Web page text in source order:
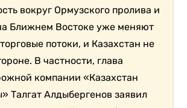
вокруг Ормузского пролива и
Ближнем Востоке уже меняют
потоки, и Казахстан не
В частности, глава
компании «Казахстан
Талгат Алдыбергенов заявил